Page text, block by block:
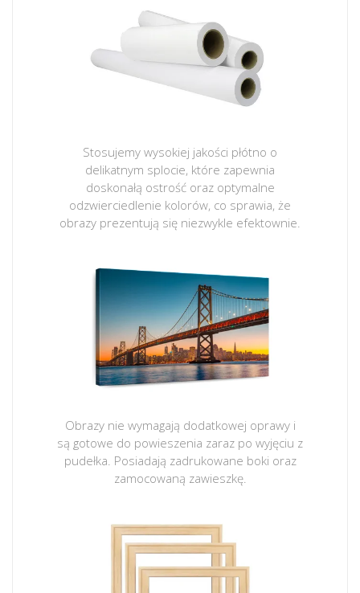
Stosujemy wysokiej jakości płótno o
delikatnym splocie, które zapewnia
doskonałą ostrość oraz optymalne
odzwierciedlenie kolorów, co sprawia, że
obrazy prezentują się niezwykle efektownie.
Obrazy nie wymagają dodatkowej oprawy i
są gotowe do powieszenia zaraz po wyjęciu z
pudełka. Posiadają zadrukowane boki oraz
zamocowaną zawieszkę.